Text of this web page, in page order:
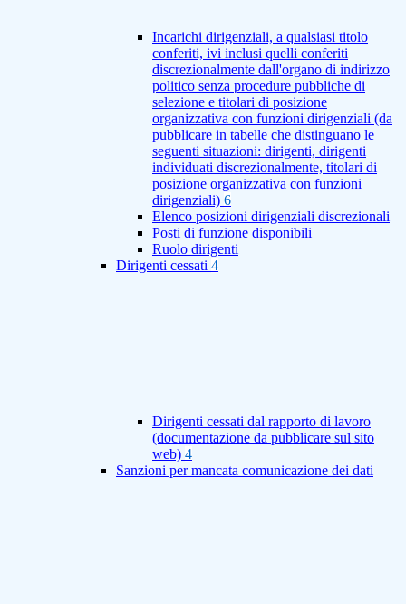
Incarichi dirigenziali, a qualsiasi titolo
conferiti, ivi inclusi quelli conferiti
discrezionalmente dall'organo di indirizzo
politico senza procedure pubbliche di
selezione e titolari di posizione
organizzativa con funzioni dirigenziali (da
pubblicare in tabelle che distinguano le
seguenti situazioni: dirigenti, dirigenti
individuati discrezionalmente, titolari di
posizione organizzativa con funzioni
dirigenziali) 6
Elenco posizioni dirigenziali discrezionali
Posti di funzione disponibili
Ruolo dirigenti
Dirigenti cessati 4
Dirigenti cessati dal rapporto di lavoro
(documentazione da pubblicare sul sito
web) 4
Sanzioni per mancata comunicazione dei dati